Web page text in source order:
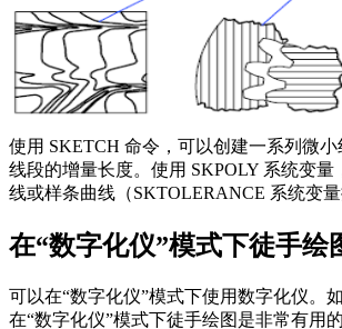
使用 SKETCH 命令，可以创建一系列微
线段的增量长度。使用 SKPOLY 系统变
线或样条曲线（SKTOLERANCE 系统变
在“数字化仪”模式下徒手绘
可以在“数字化仪”模式下使用数字化仪。
在“数字化仪”模式下徒手绘图是非常有用